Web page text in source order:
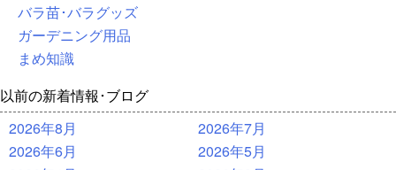
バラ苗･バラグッズ
ガーデニング用品
まめ知識
以前の新着情報･ブログ
2026年8月
2026年7月
2026年6月
2026年5月